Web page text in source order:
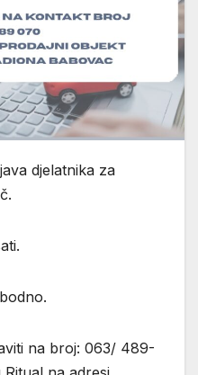
djelatnika za
na broj: 063/ 489-